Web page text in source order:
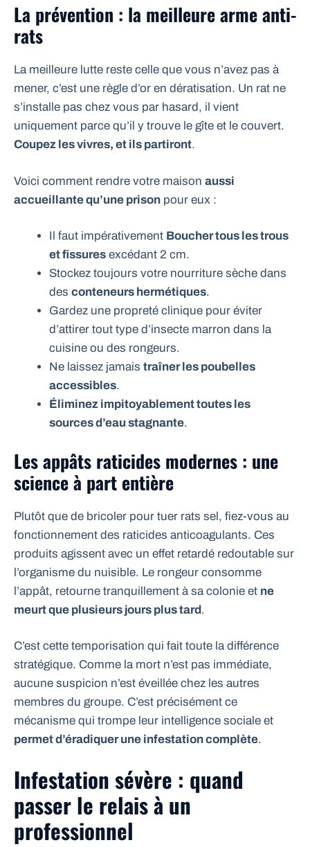
La prévention : la meilleure arme anti-
rats
La meilleure lutte reste celle que vous n’avez pas à
mener, c’est une règle d’or en dératisation. Un rat ne
s’installe pas chez vous par hasard, il vient
uniquement parce qu’il y trouve le gîte et le couvert.
Coupez les vivres, et ils partiront.
Voici comment rendre votre maison aussi
accueillante qu’une prison pour eux :
Il faut impérativement Boucher tous les trous
et fissures excédant 2 cm.
Stockez toujours votre nourriture sèche dans
des conteneurs hermétiques.
Gardez une propreté clinique pour éviter
d’attirer tout type d’insecte marron dans la
cuisine ou des rongeurs.
Ne laissez jamais traîner les poubelles
accessibles.
Éliminez impitoyablement toutes les
sources d’eau stagnante.
Les appâts raticides modernes : une
science à part entière
Plutôt que de bricoler pour tuer rats sel, fiez-vous au
fonctionnement des raticides anticoagulants. Ces
produits agissent avec un effet retardé redoutable sur
l’organisme du nuisible. Le rongeur consomme
l’appât, retourne tranquillement à sa colonie et ne
meurt que plusieurs jours plus tard.
C’est cette temporisation qui fait toute la différence
stratégique. Comme la mort n’est pas immédiate,
aucune suspicion n’est éveillée chez les autres
membres du groupe. C’est précisément ce
mécanisme qui trompe leur intelligence sociale et
permet d’éradiquer une infestation complète.
Infestation sévère : quand
passer le relais à un
professionnel